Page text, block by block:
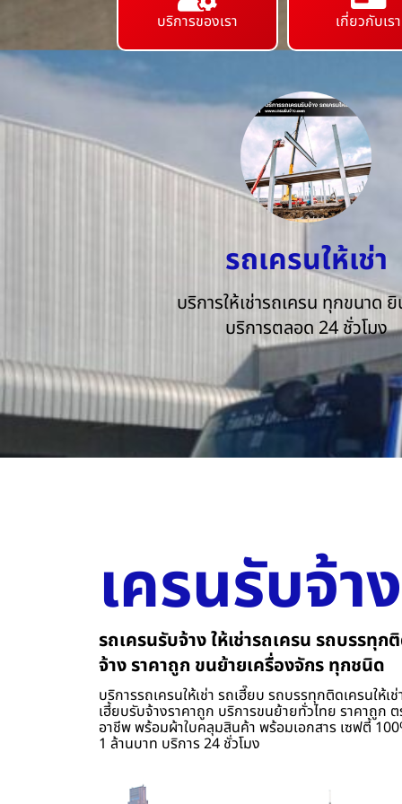
บริการของเรา เกี่ยวกับเรา
รถเครนให้เช่า
บริการให้เช่ารถเครน ทุกขนาด
บริการตลอด 24 ชั่วโมง
เครนรับจ้าง
รถเครนรับจ้าง ให้เช่ารถเครน รถบรรทุก
จ้าง ราคาถูก ขนย้ายเครื่องจักร ทุกชนิด
บริการรถเครนให้เช่า รถเฮี๊ยบ รถบรรทุกติดเครนให้เ
เฮี้ยบรับจ้างราคาถูก บริการขนย้ายทั่วไทย ราคาถูก
อาชีพ พร้อมผ้าใบคลุมสินค้า พร้อมเอกสาร เซฟตี้
1 ล้านบาท บริการ 24 ชั่วโมง